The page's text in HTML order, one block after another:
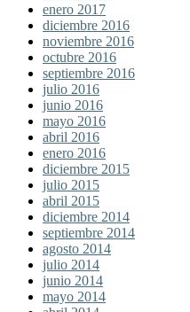
enero 2017
diciembre 2016
noviembre 2016
octubre 2016
septiembre 2016
julio 2016
junio 2016
mayo 2016
abril 2016
enero 2016
diciembre 2015
julio 2015
abril 2015
diciembre 2014
septiembre 2014
agosto 2014
julio 2014
junio 2014
mayo 2014